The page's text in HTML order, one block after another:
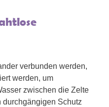
verbunden werden,
werden, um
zwischen die Zelte
durchgängigen Schutz